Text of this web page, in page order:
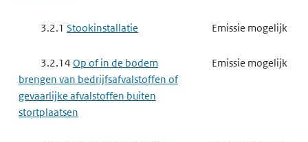
3.2.1 Stookinstallatie Emissie mogelijk
3.2.14 Op of in de bodem
brengen van bedrijfsafvalstoffen of
gevaarlijke afvalstoffen buiten
stortplaatsen
Emissie mogelijk